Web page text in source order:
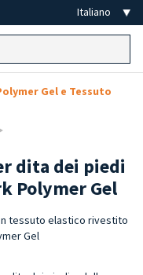
Gel e Tessuto
dita dei piedi
Polymer Gel
tessuto elastico rivestito
Gel